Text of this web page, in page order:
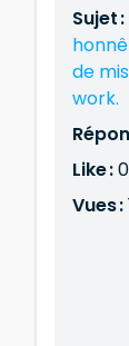
Sujet :
de
work.
Like :0
Vues :